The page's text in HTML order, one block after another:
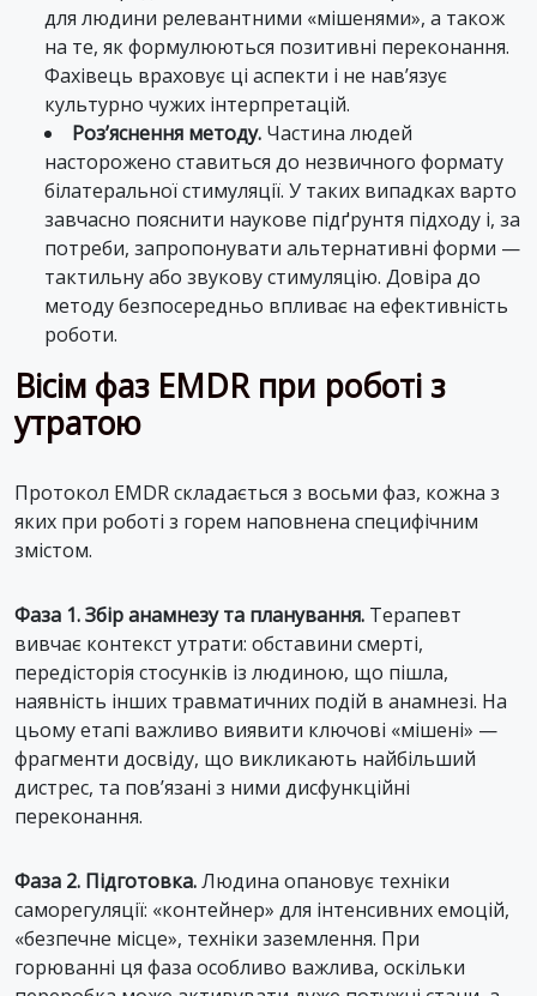
для людини релевантними «мішенями», а також
на те, як формулюються позитивні переконання.
Фахівець враховує ці аспекти і не нав’язує
культурно чужих інтерпретацій.
Роз’яснення методу. Частина людей
насторожено ставиться до незвичного формату
білатеральної стимуляції. У таких випадках варто
завчасно пояснити наукове підґрунтя підходу і, за
потреби, запропонувати альтернативні форми —
тактильну або звукову стимуляцію. Довіра до
методу безпосередньо впливає на ефективність
роботи.
Вісім фаз EMDR при роботі з
утратою
Протокол EMDR складається з восьми фаз, кожна з
яких при роботі з горем наповнена специфічним
змістом.
Фаза 1. Збір анамнезу та планування. Терапевт
вивчає контекст утрати: обставини смерті,
передісторія стосунків із людиною, що пішла,
наявність інших травматичних подій в анамнезі. На
цьому етапі важливо виявити ключові «мішені» —
фрагменти досвіду, що викликають найбільший
дистрес, та пов’язані з ними дисфункційні
переконання.
Фаза 2. Підготовка.Людина опановує техніки
саморегуляції: «контейнер» для інтенсивних емоцій,
«безпечне місце», техніки заземлення. При
горюванні ця фаза особливо важлива, оскільки